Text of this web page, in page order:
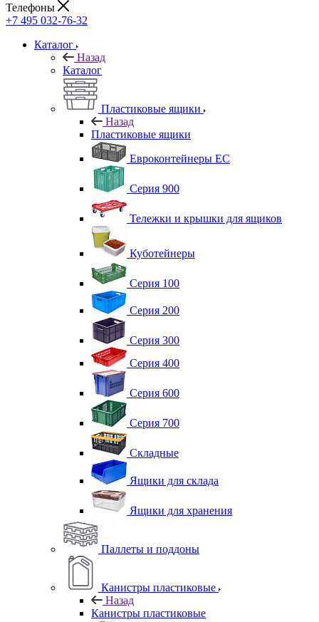
Телефоны
+7 495 032-76-32
Каталог
Назад
Каталог
Пластиковые ящики
Назад
Пластиковые ящики
Евроконтейнеры ЕС
Серия 900
Тележки и крышки для ящиков
Куботейнеры
Серия 100
Серия 200
Серия 300
Серия 400
Серия 600
Серия 700
Складные
Ящики для склада
Ящики для хранения
Паллеты и поддоны
Канистры пластиковые
Назад
Канистры пластиковые